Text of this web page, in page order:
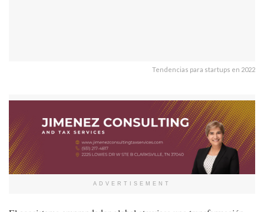
Tendencias para startups en 2022
ADVERTISEMENT